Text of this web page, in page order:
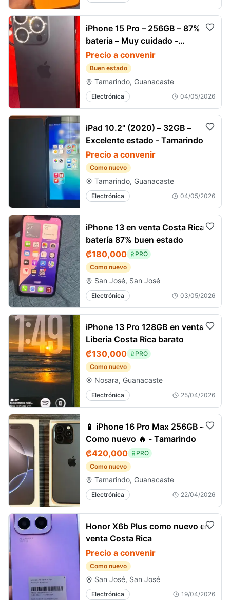
iPhone 15 Pro – 256GB – 87%
batería – Muy cuidado -
Tamarindo
Precio a convenir
Buen estado
Tamarindo, Guanacaste
Electrónica 04/05/2026
iPad 10.2" (2020) – 32GB –
Excelente estado - Tamarindo
Precio a convenir
Como nuevo
Tamarindo, Guanacaste
Electrónica 04/05/2026
iPhone 13 en venta Costa Rica
batería 87% buen estado
₡180,000
PRO
Como nuevo
San José, San José
Electrónica 03/05/2026
iPhone 13 Pro 128GB en venta
Liberia Costa Rica barato
₡130,000
PRO
Como nuevo
Nosara, Guanacaste
Electrónica 25/04/2026
📱 iPhone 16 Pro Max 256GB –
Como nuevo 🔥 - Tamarindo
₡420,000
PRO
Como nuevo
Tamarindo, Guanacaste
Electrónica 22/04/2026
Honor X6b Plus como nuevo en
venta Costa Rica
Precio a convenir
Como nuevo
San José, San José
Electrónica 19/04/2026